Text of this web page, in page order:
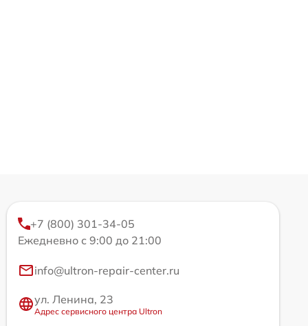
+7 (800) 301-34-05
Ежедневно с 9:00 до 21:00
info@ultron-repair-center.ru
ул. Ленина, 23
Адрес сервисного центра Ultron